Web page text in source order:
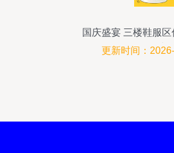
国庆盛宴 三楼鞋服
鞋
更新时间：